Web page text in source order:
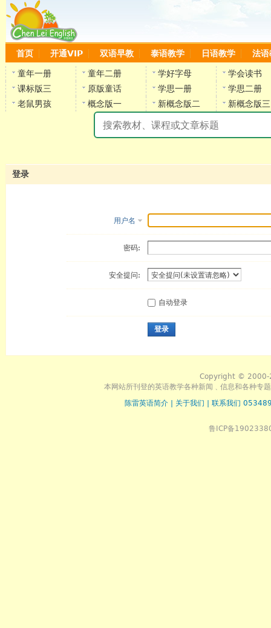
首页 开通VIP 双语早教 泰语教学 日语教学 法语
童年一册 童年二册 学好字母
学会读书
课标版三
原版童话 学思一册
学思二册
老鼠男孩
概念版一 新概念版二 新概念版三
登录
用户名
密码:
安全提问:
自动登录
登录
Copyright © 2000-
本网站所刊登的英语教学各种新闻﹑信息和各种专
陈雷英语简介
关于我们 联系我们
鲁ICP备